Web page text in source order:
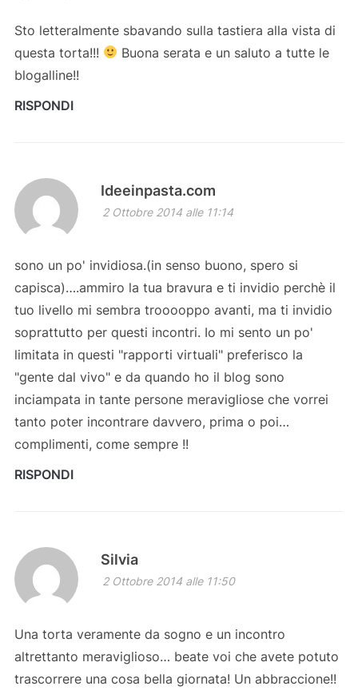
Sto letteralmente sbavando sulla tastiera alla vista di
questa torta!!!
Buona serata e un saluto a tutte le
blogalline!!
RISPONDI
Ideeinpasta.com
2 Ottobre 2014 alle 11:14
sono un po' invidiosa.(in senso buono, spero si
capisca)….ammiro la tua bravura e ti invidio perchè il
tuo livello mi sembra trooooppo avanti, ma ti invidio
soprattutto per questi incontri. Io mi sento un po'
limitata in questi "rapporti virtuali" preferisco la
"gente dal vivo" e da quando ho il blog sono
inciampata in tante persone meravigliose che vorrei
tanto poter incontrare davvero, prima o poi…
complimenti, come sempre !!
RISPONDI
Silvia
2 Ottobre 2014 alle 11:50
Una torta veramente da sogno e un incontro
altrettanto meraviglioso… beate voi che avete potuto
trascorrere una cosa bella giornata! Un abbraccione!!